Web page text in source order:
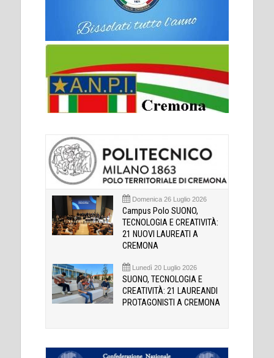
Domenica 26 Luglio 2026
Campus Polo SUONO,
TECNOLOGIA E CREATIVITÀ:
21 NUOVI LAUREATI A
CREMONA
Lunedì 20 Luglio 2026
SUONO, TECNOLOGIA E
CREATIVITÀ: 21 LAUREANDI
PROTAGONISTI A CREMONA